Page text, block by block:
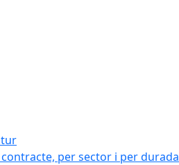
per sector i per durada